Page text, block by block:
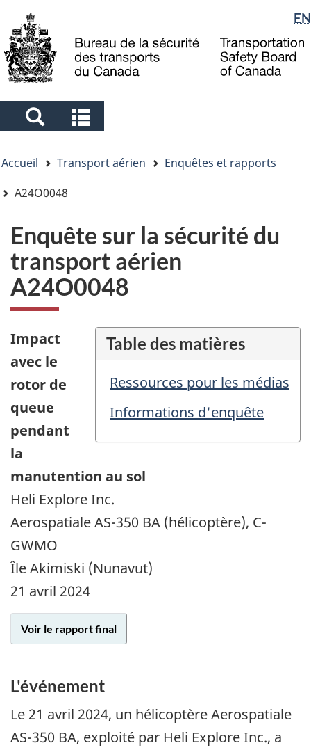
to
main
to
"About
government"
à
la
Sélection
de
la
langue
EN
Search
and
menus
and
menus
êtes
ici
Accueil Transport aérien
Enquêtes et rapports
A24O0048
Enquête sur la sécurité du
transport aérien
A24O0048
Table des matières
Ressources pour les médias
Informations d'enquête
Impact
avec le
rotor de
queue
pendant
la
manutention au sol
Heli Explore Inc.
Aerospatiale AS-350 BA (hélicoptère), C-
GWMO
Île Akimiski (Nunavut)
21 avril 2024
Voir le rapport final
L'événement
Le 21 avril 2024, un hélicoptère Aerospatiale
AS-350 BA, exploité par Heli Explore Inc., a